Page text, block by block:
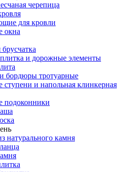
черепица
для кровли
окна
и дорожные элементы
бордюры тротуарные
и напольная клинкерная
подоконники
натурального камня